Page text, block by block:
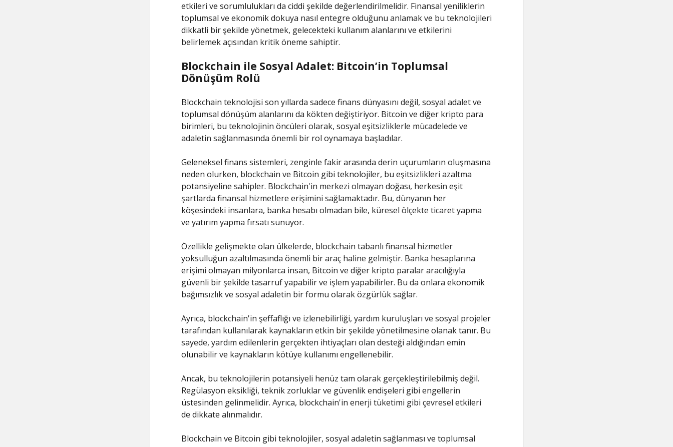
etkileri ve sorumlulukları da ciddi şekilde değerlendirilmelidir. Finansal yeniliklerin
toplumsal ve ekonomik dokuya nasıl entegre olduğunu anlamak ve bu teknolojileri
dikkatli bir şekilde yönetmek, gelecekteki kullanım alanlarını ve etkilerini
belirlemek açısından kritik öneme sahiptir.
Blockchain ile Sosyal Adalet: Bitcoin’in Toplumsal
Dönüşüm Rolü
Blockchain teknolojisi son yıllarda sadece finans dünyasını değil, sosyal adalet ve
toplumsal dönüşüm alanlarını da kökten değiştiriyor. Bitcoin ve diğer kripto para
birimleri, bu teknolojinin öncüleri olarak, sosyal eşitsizliklerle mücadelede ve
adaletin sağlanmasında önemli bir rol oynamaya başladılar.
Geleneksel finans sistemleri, zenginle fakir arasında derin uçurumların oluşmasına
neden olurken, blockchain ve Bitcoin gibi teknolojiler, bu eşitsizlikleri azaltma
potansiyeline sahipler. Blockchain'in merkezi olmayan doğası, herkesin eşit
şartlarda finansal hizmetlere erişimini sağlamaktadır. Bu, dünyanın her
köşesindeki insanlara, banka hesabı olmadan bile, küresel ölçekte ticaret yapma
ve yatırım yapma fırsatı sunuyor.
Özellikle gelişmekte olan ülkelerde, blockchain tabanlı finansal hizmetler
yoksulluğun azaltılmasında önemli bir araç haline gelmiştir. Banka hesaplarına
erişimi olmayan milyonlarca insan, Bitcoin ve diğer kripto paralar aracılığıyla
güvenli bir şekilde tasarruf yapabilir ve işlem yapabilirler. Bu da onlara ekonomik
bağımsızlık ve sosyal adaletin bir formu olarak özgürlük sağlar.
Ayrıca, blockchain'in şeffaflığı ve izlenebilirliği, yardım kuruluşları ve sosyal projeler
tarafından kullanılarak kaynakların etkin bir şekilde yönetilmesine olanak tanır. Bu
sayede, yardım edilenlerin gerçekten ihtiyaçları olan desteği aldığından emin
olunabilir ve kaynakların kötüye kullanımı engellenebilir.
Ancak, bu teknolojilerin potansiyeli henüz tam olarak gerçekleştirilebilmiş değil.
Regülasyon eksikliği, teknik zorluklar ve güvenlik endişeleri gibi engellerin
üstesinden gelinmelidir. Ayrıca, blockchain'in enerji tüketimi gibi çevresel etkileri
de dikkate alınmalıdır.
Blockchain ve Bitcoin gibi teknolojiler, sosyal adaletin sağlanması ve toplumsal